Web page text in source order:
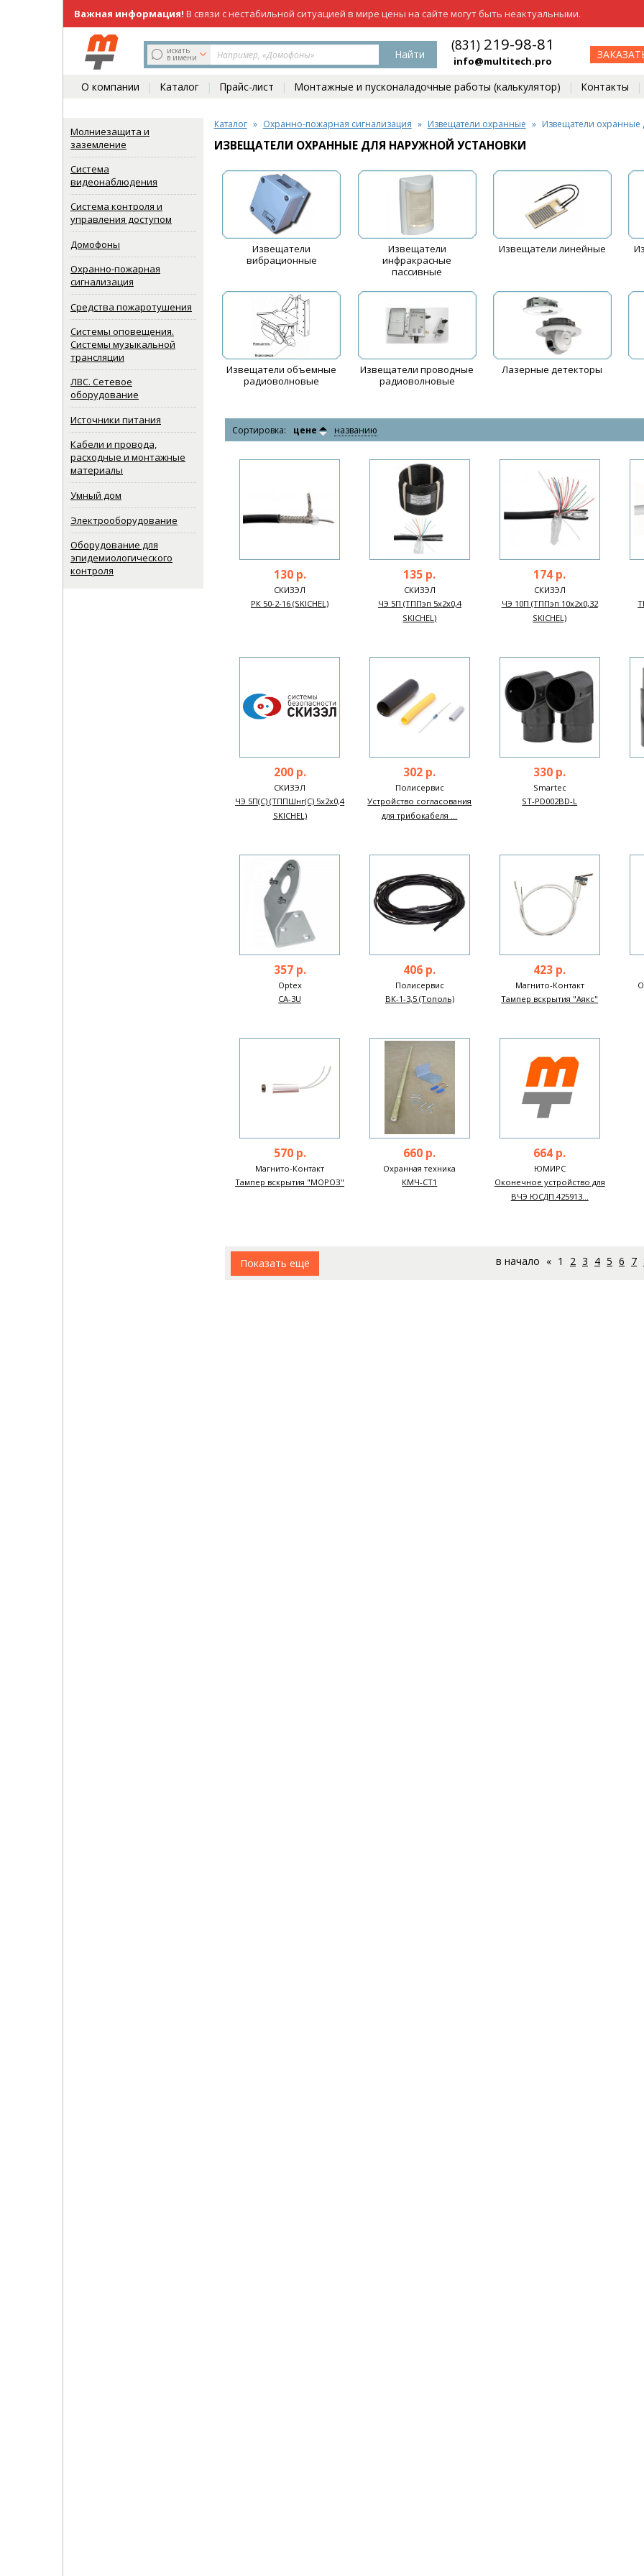
Важная информация! В связи с нестабильной ситуацией в мире цены на сайте могут быть неактуальными.
(831)219-98-81
искать
в имени Найти
(831) 219-98-81
info@multitech.pro
О компании Каталог Прайс-лист Монтажные и пусконаладочные работы (калькулятор) Контакты
Молниезащита и
заземление
Система
видеонаблюдения
Система контроля и
управления доступом
Домофоны
Охранно-пожарная
сигнализация
Средства пожаротушения
Системы оповещения.
Системы музыкальной
трансляции
ЛВС. Сетевое
оборудование
Источники питания
Кабели и провода,
расходные и монтажные
материалы
Умный дом
Электрооборудование
Оборудование для
эпидемиологического
контроля
Каталог Охранно-пожарная сигнализация Извещатели охранные Извещатели охранные
ИЗВЕЩАТЕЛИ ОХРАННЫЕ ДЛЯ НАРУЖНОЙ УСТАНОВКИ
Извещатели
вибрационные
Извещатели
инфракрасные
пассивные
Извещатели линейные
Извещатели объемные
радиоволновые
Извещатели проводные
радиоволновые
Лазерные детекторы
Сортировка: цене названию
130 р.
СКИЗЭЛ
РК 50-2-16 (SKICHEL)
135 р.
СКИЗЭЛ
ЧЭ 5П (ТППэп 5х2х0,4
SKICHEL)
174 р.
СКИЗЭЛ
ЧЭ 10П (ТППэп 10х2х0,32
SKICHEL)
200 р.
СКИЗЭЛ
ЧЭ 5П(С) (ТППШнг(С) 5х2х0,4
SKICHEL)
302 р.
Полисервис
Устройство согласования
для трибокабеля ...
330 р.
Smartec
ST-PD002BD-L
357 р.
Optex
CA-3U
406 р.
Полисервис
ВК-1-3,5 (Тополь)
423 р.
Магнито-Контакт
Тампер вскрытия "Аякс"
570 р.
Магнито-Контакт
Тампер вскрытия "МОРОЗ"
660 р.
Охранная техника
КМЧ-СТ1
664 р.
ЮМИРС
Оконечное устройство для
ВЧЭ ЮСДП.425913...
Показать ещё в начало « 1 2 3 4 5 6 7